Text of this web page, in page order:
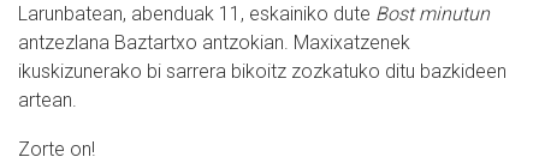
Larunbatean, abenduak 11, eskainiko dute Bost minutun
antzezlana Baztartxo antzokian. Maxixatzenek
ikuskizunerako bi sarrera bikoitz zozkatuko ditu bazkideen
artean.
Zorte on!